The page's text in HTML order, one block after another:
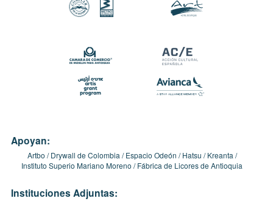
Apoyan:
Artbo Drywall de Colombia Espacio Odeón Hatsu
Kreanta
Instituto Superio Mariano Moreno
Fábrica de Licores de Antioquia
Instituciones Adjuntas: